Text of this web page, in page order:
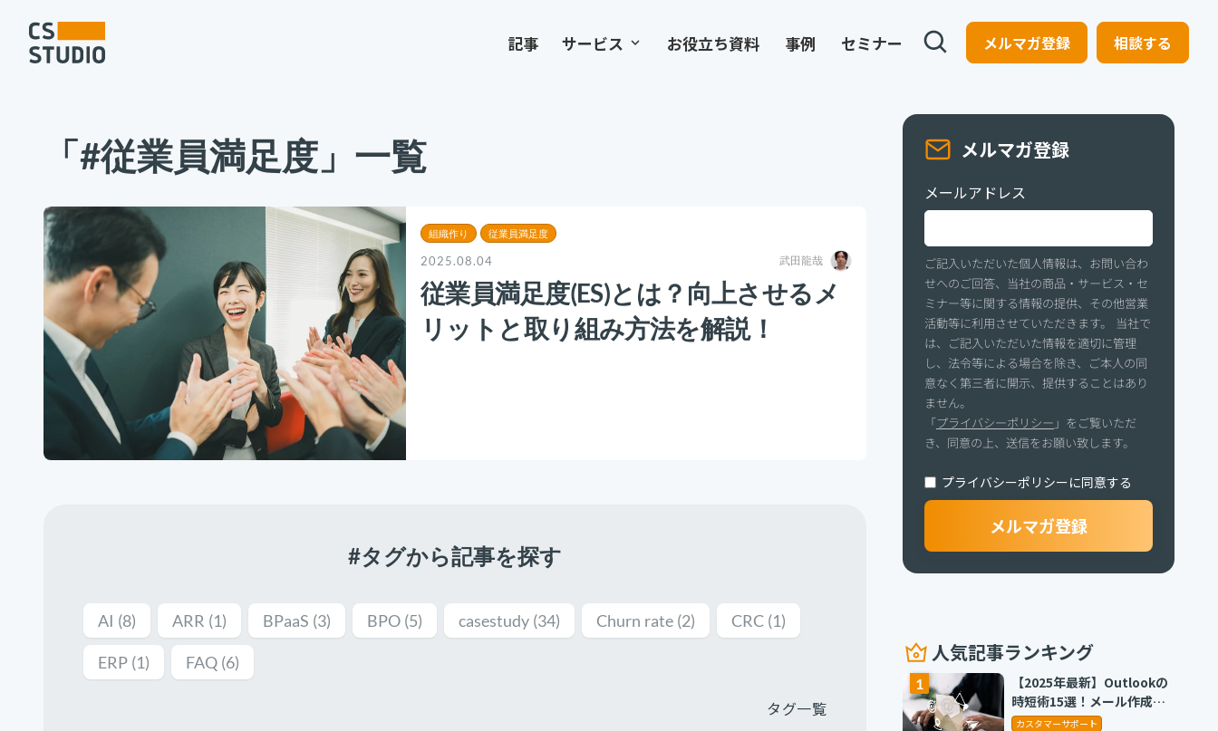
記事 サービス keyboard_arrow_down お役立ち資料 事例 セミナー メルマガ登録 相談する
「#従業員満足度」一覧
組織作り 従業員満足度
2025.08.04 武田龍哉
従業員満足度(ES)とは？向上させるメ
リットと取り組み方法を解説！
#タグから記事を探す
AI (8) ARR (1) BPaaS (3) BPO (5) casestudy (34) Churn rate (2) CRC (1)
ERP (1) FAQ (6)
タグ一覧
メルマガ登録
メールアドレス
ご記入いただいた個人情報は、お問い合わ
せへのご回答、当社の商品・サービス・セ
ミナー等に関する情報の提供、その他営業
活動等に利用させていただきます。 当社で
は、ご記入いただいた情報を適切に管理
し、法令等による場合を除き、ご本人の同
意なく第三者に開示、提供することはあり
ません。
「プライバシーポリシー 」をご覧いただ
き、同意の上、送信をお願い致します。
プライバシーポリシーに同意する
人気記事ランキング
【2025年最新】Outlookの
時短術15選！メール作成や
タスク管理のテクニックを
カスタマーサポート